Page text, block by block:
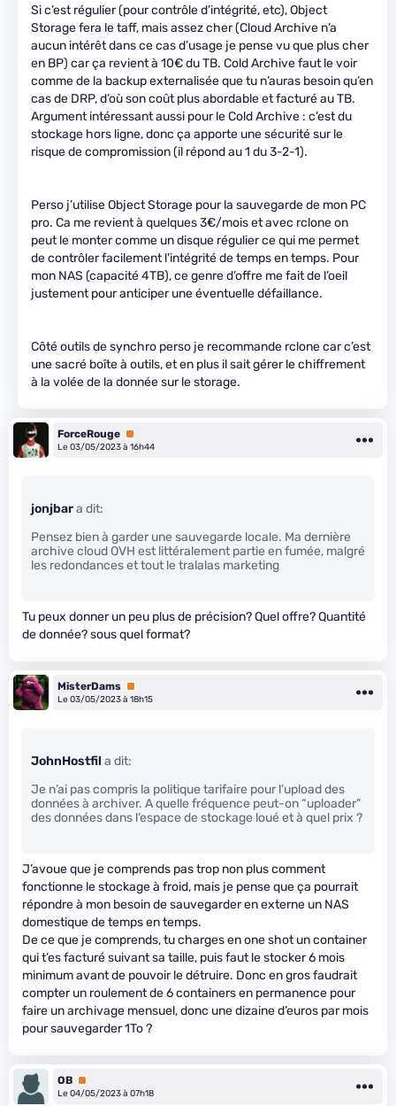
Si c’est régulier (pour contrôle d’intégrité, etc), Object
Storage fera le taff, mais assez cher (Cloud Archive n’a
aucun intérêt dans ce cas d’usage je pense vu que plus cher
en BP) car ça revient à 10€ du TB. Cold Archive faut le voir
comme de la backup externalisée que tu n’auras besoin qu’en
cas de DRP, d’où son coût plus abordable et facturé au TB.
Argument intéressant aussi pour le Cold Archive : c’est du
stockage hors ligne, donc ça apporte une sécurité sur le
risque de compromission (il répond au 1 du 3-2-1).
Perso j’utilise Object Storage pour la sauvegarde de mon PC
pro. Ca me revient à quelques 3€/mois et avec rclone on
peut le monter comme un disque régulier ce qui me permet
de contrôler facilement l’intégrité de temps en temps. Pour
mon NAS (capacité 4TB), ce genre d’offre me fait de l’oeil
justement pour anticiper une éventuelle défaillance.
Côté outils de synchro perso je recommande rclone car c’est
une sacré boîte à outils, et en plus il sait gérer le chiffrement
à la volée de la donnée sur le storage.
ForceRouge Premium
Le 03/05/2023 à 16h44
jonjbara dit:
Pensez bien à garder une sauvegarde locale. Ma dernière
archive cloud OVH est littéralement partie en fumée, malgré
les redondances et tout le tralalas marketing
Tu peux donner un peu plus de précision? Quel offre? Quantité
de donnée? sous quel format?
MisterDams Premium
Le 03/05/2023 à 18h15
JohnHostfil a dit:
Je n’ai pas compris la politique tarifaire pour l’upload des
données à archiver. A quelle fréquence peut-on “uploader”
des données dans l’espace de stockage loué et à quel prix ?
J’avoue que je comprends pas trop non plus comment
fonctionne le stockage à froid, mais je pense que ça pourrait
répondre à mon besoin de sauvegarder en externe un NAS
domestique de temps en temps.
De ce que je comprends, tu charges en one shot un container
qui t’es facturé suivant sa taille, puis faut le stocker 6 mois
minimum avant de pouvoir le détruire. Donc en gros faudrait
compter un roulement de 6 containers en permanence pour
faire un archivage mensuel, donc une dizaine d’euros par mois
pour sauvegarder 1To ?
OB Premium
Le 04/05/2023 à 07h18